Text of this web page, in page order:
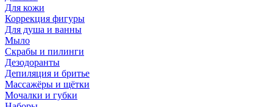
Для кожи
Коррекция фигуры
Для душа и ванны
Мыло
Скрабы и пилинги
Дезодоранты
Депиляция и бритье
Массажёры и щётки
Мочалки и губки